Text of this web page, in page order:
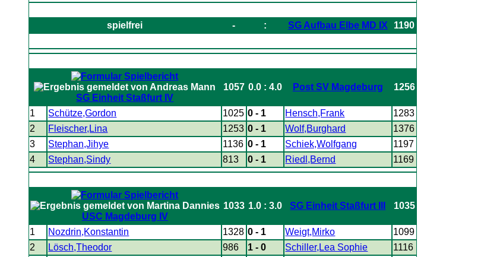
spielfrei - : SG Aufbau Elbe MD IX 1190
SG Einheit Staßfurt IV
1057 0.0 : 4.0 Post SV Magdeburg 1256
1 Schütze,Gordon 1025 0 - 1 Hensch,Frank
1283
2
Fleischer,Lina 1253 0 - 1 Wolf,Burghard
1376
3
Stephan,Jihye 1136 0 - 1 Schiek,Wolfgang
1197
4
Stephan,Sindy 813 0 - 1 Riedl,Bernd 1169
USC Magdeburg IV
1033 1.0 : 3.0 SG Einheit Staßfurt III 1035
1 Nozdrin,Konstantin 1328 0 - 1 Weigt,Mirko
1099
2
Lösch,Theodor 986 1 - 0 Schiller,Lea Sophie
1116